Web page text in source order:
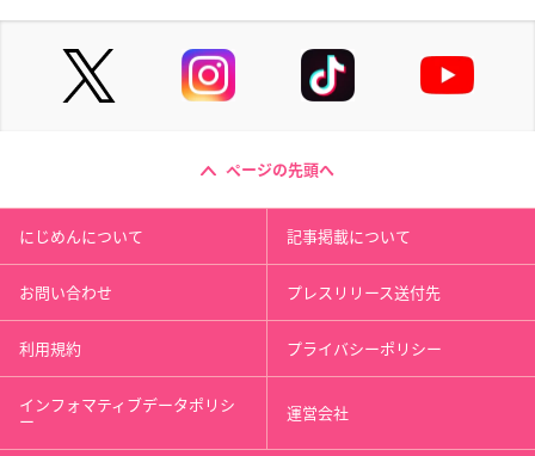
ページの先頭へ
にじめんについて 記事掲載について
お問い合わせ プレスリリース送付先
利用規約 プライバシーポリシー
インフォマティブデータポリシ
ー 運営会社